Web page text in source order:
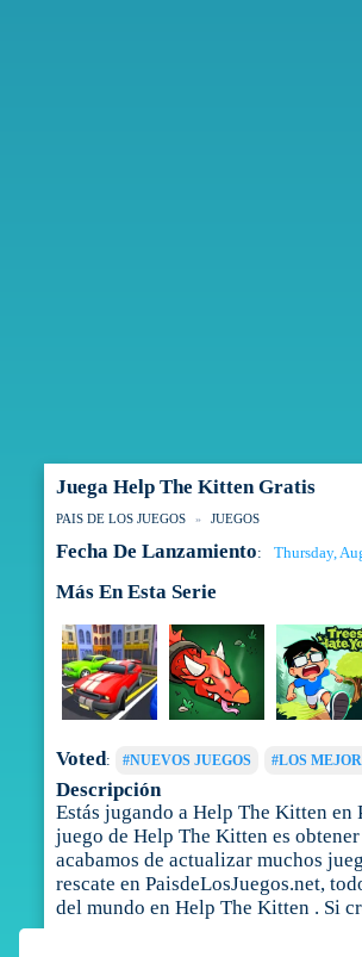
Juega Help The Kitten Gratis
PAIS DE LOS JUEGOS JUEGOS
Fecha De Lanzamiento: Thursday,
Más En Esta Serie
Voted: #NUEVOS JUEGOS #LOS
Descripción
Estás jugando a Help The Kitten
juego de Help The Kitten es
acabamos de actualizar muchos
rescate en PaisdeLosJuegos.net,
del mundo en Help The Kitten . Si